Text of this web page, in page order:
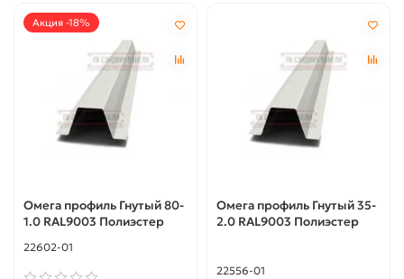
Акция -18%
Омега профиль Гнутый 80-
1.0 RAL9003 Полиэстер
22602-01
Омега профиль Гнутый 35-
2.0 RAL9003 Полиэстер
22556-01